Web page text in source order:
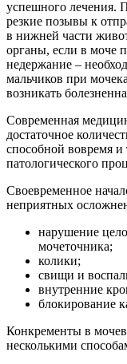
успешного лечения.
резкие позывы к
в нижней части
органы, если в моче
недержание –
мальчиков при
возникать
Современная
достаточное
способной вовремя и
патологического
Своевременное
неприятных
нарушение
мочеточника;
колики;
свищи и
внутренние
блокирование
Конкременты в
несколькими